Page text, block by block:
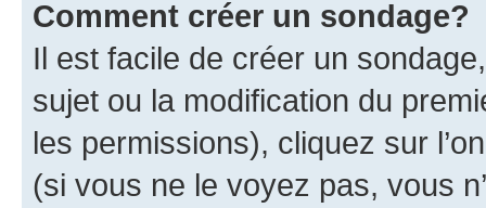
Comment créer un sondage?
Il est facile de créer un
sujet ou la modification du
les permissions), cliquez sur
(si vous ne le voyez pas, vous